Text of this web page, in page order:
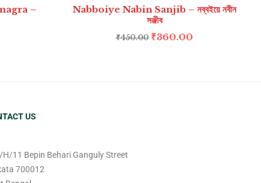
–
Nabboiye Nabin Sanjib – নব্বইয়ে নবীন
সঞ্জীব
₹450.00 ₹360.00
US
H/11 Bepin Behari Ganguly Street
700012